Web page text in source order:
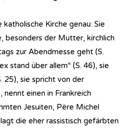
Kirche genau: Sie
besonders der Mutter, kirchlich
zur Abendmesse geht (S.
stand über allem“ (S. 46), sie
25), sie spricht von der
nennt einen in Frankreich
Jesuiten, Père Michel
die eher rassistisch gefärbten